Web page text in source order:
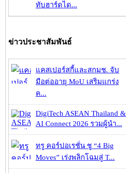
ทับฮาร์ดได...
ข่าวประชาสัมพันธ์
แคสเปอร์สกี้และสกมช. จับ
มือต่ออายุ MoU เสริมแกร่ง
ค...
DigiTech ASEAN Thailand &
AI Connect 2026 รวมผู้นำ...
ทรู คอร์ปอเรชั่น ชู “4 Big
Moves” เร่งพลิกโฉมสู่ T...